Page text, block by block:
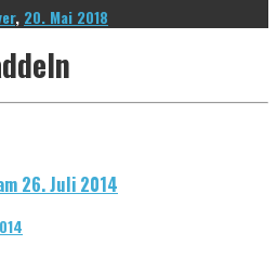
, 20. Mai 2018
26. Juli 2014